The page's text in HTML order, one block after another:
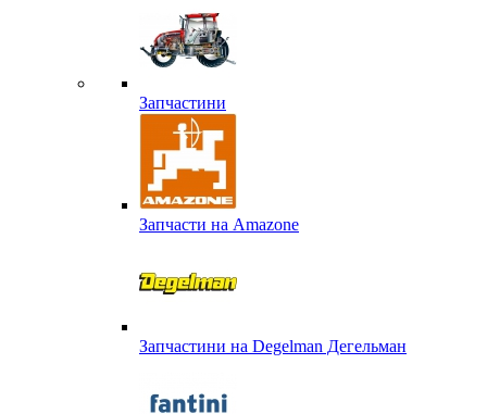
Запчастини
Запчасти на Amazone
Запчастини на Degelman Дегельман